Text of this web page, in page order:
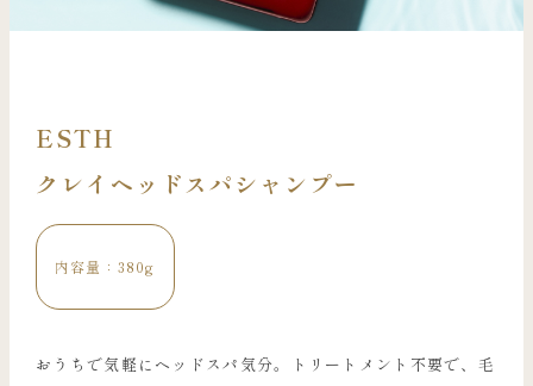
ESTH
クレイヘッドスパシャンプー
内容量： 380g
おうちで気軽にヘッドスパ気分。トリートメント不要で、毛